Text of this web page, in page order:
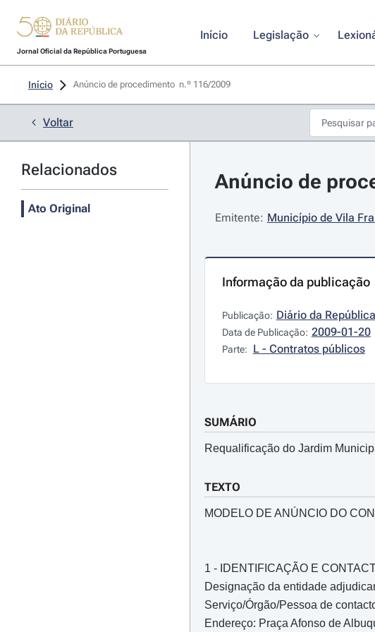
Jornal Oficial da República Portuguesa
Início Legislação
Início Anúncio de procedimento  n.º 116/2009
Voltar
Relacionados
Ato Original
Anúncio de
Emitente: Município de Vila
Informação da publicação
Publicação: Diário da
Data de Publicação: 2009-01-20
Parte: L - Contratos públicos
SUMÁRIO
Requalificação do Jardim
TEXTO
MODELO DE ANÚNCIO DO
1 - IDENTIFICAÇÃO E
Designação da entidade
Serviço/Órgão/Pessoa de
Endereço: Praça Afonso de